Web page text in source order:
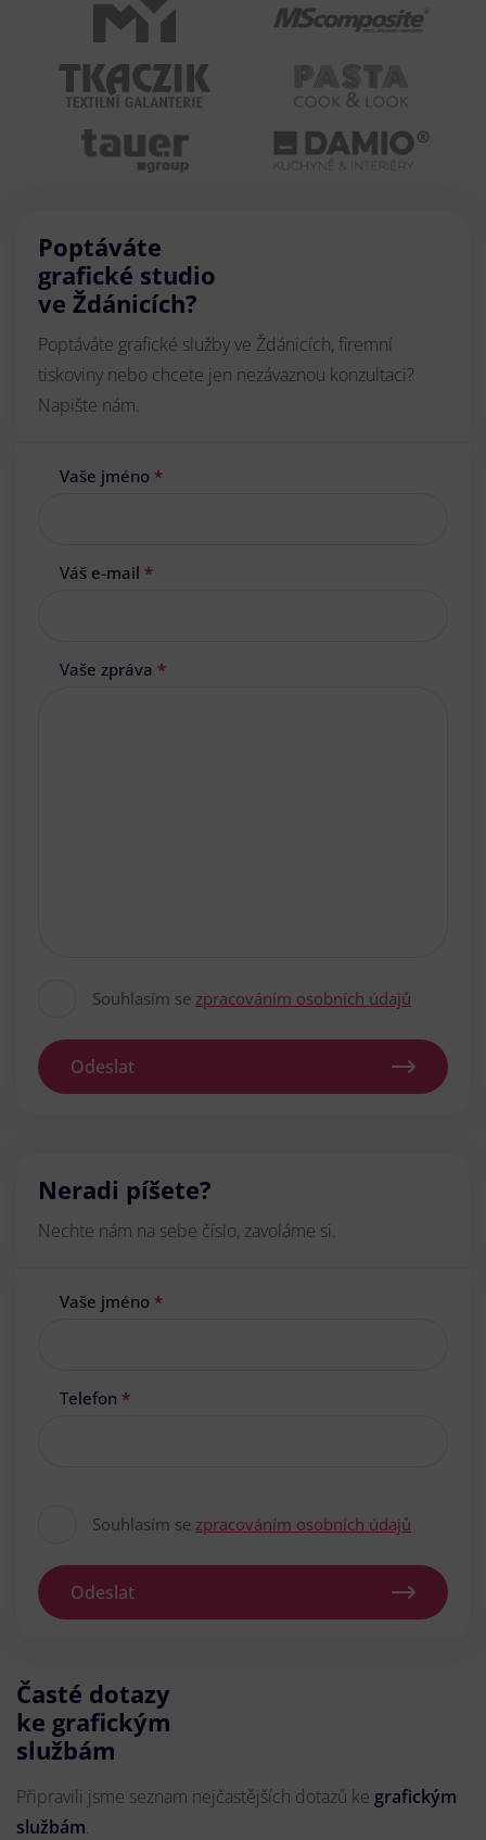
Poptáváte
grafické studio
ve Ždánicích?
Poptáváte grafické služby ve Ždánicích, firemní
tiskoviny nebo chcete jen nezávaznou konzultaci?
Napište nám.
Vaše jméno *
Váš e-mail *
Vaše zpráva *
Souhlasím se zpracováním osobních údajů
Odeslat
Neradi píšete?
Nechte nám na sebe číslo, zavoláme si.
Vaše jméno *
Telefon *
Souhlasím se zpracováním osobních údajů
Odeslat
Časté dotazy
ke grafickým
službám
Připravili jsme seznam nejčastějších dotazů ke grafickým
službám.